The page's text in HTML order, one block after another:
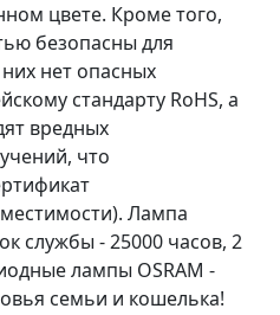
цвете. Кроме того,
безопасны для
нет опасных
стандарту RoHS, а
вредных
что
Лампа
службы - 25000 часов, 2
лампы OSRAM -
семьи и кошелька!